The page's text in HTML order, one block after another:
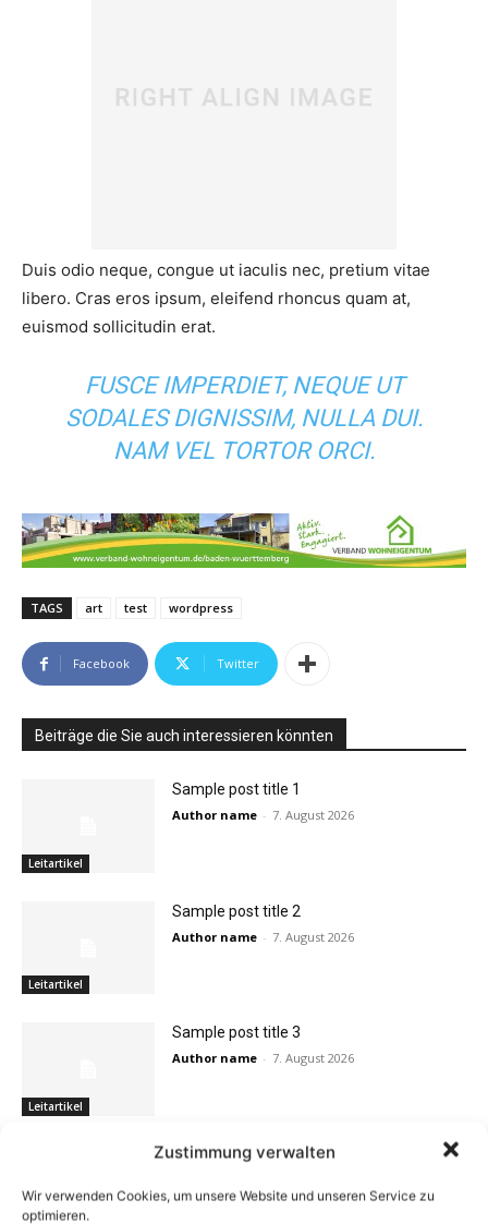
Zustimmung verwalten
Wir verwenden Cookies, um unsere Website und unseren Service zu
optimieren.
Duis odio neque, congue ut iaculis nec, pretium vitae
libero. Cras eros ipsum, eleifend rhoncus quam at,
euismod sollicitudin erat.
FUSCE IMPERDIET, NEQUE UT
SODALES DIGNISSIM, NULLA DUI.
NAM VEL TORTOR ORCI.
TAGS art test wordpress
Facebook Twitter
Beiträge die Sie auch interessieren könnten
Leitartikel
Sample post title 1
Author name - 7. August 2026
Leitartikel
Sample post title 2
Author name - 7. August 2026
Leitartikel
Sample post title 3
Author name - 7. August 2026
BELIEBTE BEITRÄGE